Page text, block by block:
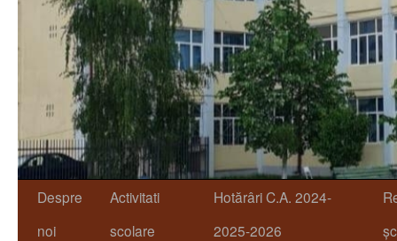
Despre
noi
Activitati
scolare
Hotărâri C.A. 2024-
2025-2026